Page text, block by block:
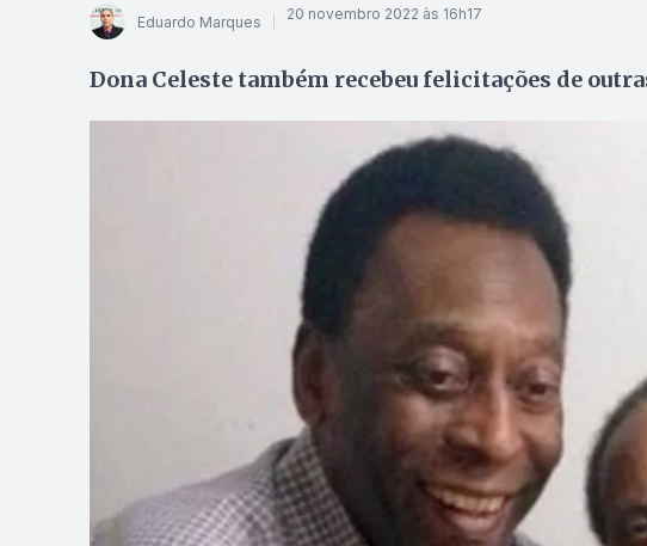
Eduardo Marques 20 novembro 2022 às 16h17
Dona Celeste também recebeu felicitações de